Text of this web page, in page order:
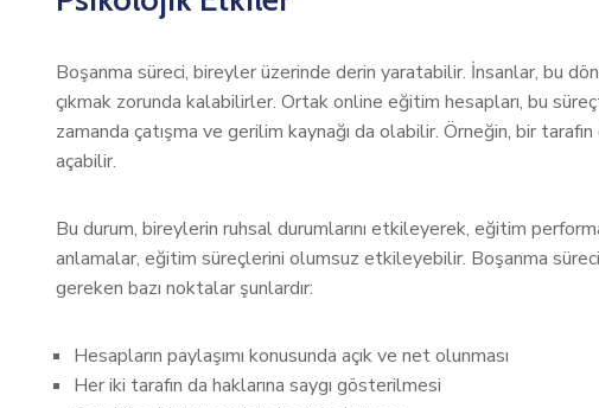
Boşanma süreci, bireyler üzerinde derin yaratabilir. İnsanlar, bu
çıkmak zorunda kalabilirler. Ortak online eğitim hesapları, bu
zamanda çatışma ve gerilim kaynağı da olabilir. Örneğin, bir
açabilir.
Bu durum, bireylerin ruhsal durumlarını etkileyerek, eğitim
anlamalar, eğitim süreçlerini olumsuz etkileyebilir. Boşanma
gereken bazı noktalar şunlardır:
Hesapların paylaşımı konusunda açık ve net olunması
Her iki tarafın da haklarına saygı gösterilmesi